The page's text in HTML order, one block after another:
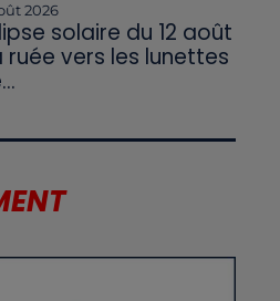
2026
solaire du 12 août
ruée vers les lunettes